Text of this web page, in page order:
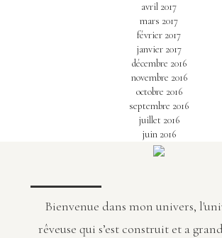
avril 2017
mars 2017
février 2017
janvier 2017
décembre 2016
novembre 2016
octobre 2016
septembre 2016
juillet 2016
juin 2016
Bienvenue dans mon univers,
rêveuse qui s’est construit et a